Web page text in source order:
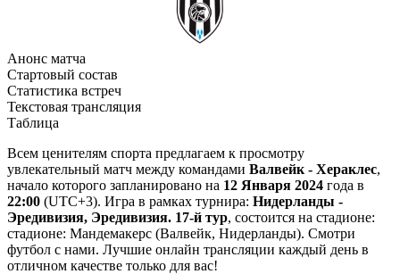
Анонс матча
Стартовый состав
Статистика встреч
Текстовая трансляция
Таблица
Всем ценителям спорта предлагаем к просмотру
увлекательный матч между командами Валвейк - Хераклес,
начало которого запланировано на 12 Января 2024 года в
22:00 (UTC+3). Игра в рамках турнира: Нидерланды -
Эредивизия, Эредивизия. 17-й тур, состоится на стадионе:
стадионе: Мандемакерс (Валвейк, Нидерланды). Смотри
футбол с нами. Лучшие онлайн трансляции каждый день в
отличном качестве только для вас!